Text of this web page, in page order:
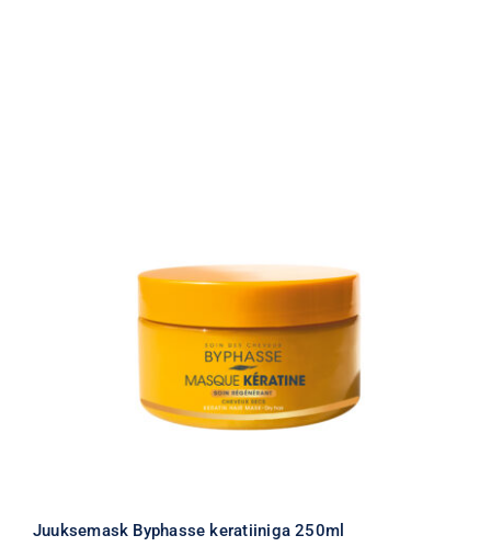
Juuksemask Byphasse keratiiniga 250ml